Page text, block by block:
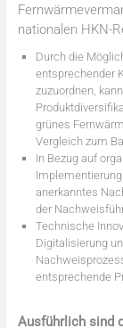
nationalen HKN-
Durch die
entsprechender
zuzuordnen,
grünes
Vergleich zum
In Bezug auf
anerkanntes
der
Technische
Digitalisierung
entsprechende
Ausführlich sind